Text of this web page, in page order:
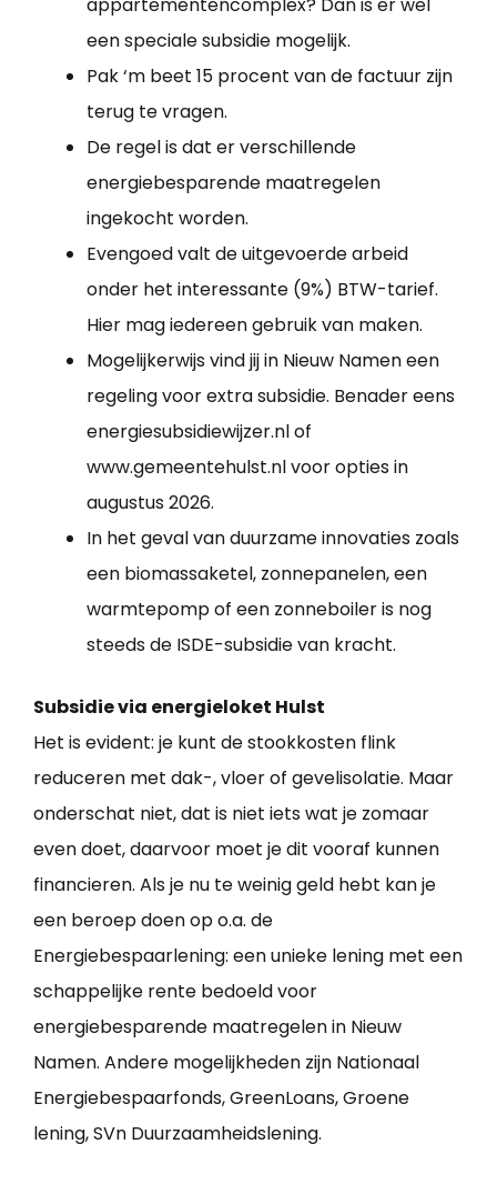
appartementencomplex? Dan is er wel
een speciale subsidie mogelijk.
Pak ‘m beet 15 procent van de factuur zijn
terug te vragen.
De regel is dat er verschillende
energiebesparende maatregelen
ingekocht worden.
Evengoed valt de uitgevoerde arbeid
onder het interessante (9%) BTW-tarief.
Hier mag iedereen gebruik van maken.
Mogelijkerwijs vind jij in Nieuw Namen een
regeling voor extra subsidie. Benader eens
energiesubsidiewijzer.nl of
www.gemeentehulst.nl voor opties in
augustus 2026.
In het geval van duurzame innovaties zoals
een biomassaketel, zonnepanelen, een
warmtepomp of een zonneboiler is nog
steeds de ISDE-subsidie van kracht.
Subsidie via energieloket Hulst
Het is evident: je kunt de stookkosten flink
reduceren met dak-, vloer of gevelisolatie. Maar
onderschat niet, dat is niet iets wat je zomaar
even doet, daarvoor moet je dit vooraf kunnen
financieren. Als je nu te weinig geld hebt kan je
een beroep doen op o.a. de
Energiebespaarlening: een unieke lening met een
schappelijke rente bedoeld voor
energiebesparende maatregelen in Nieuw
Namen. Andere mogelijkheden zijn Nationaal
Energiebespaarfonds, GreenLoans, Groene
lening, SVn Duurzaamheidslening.